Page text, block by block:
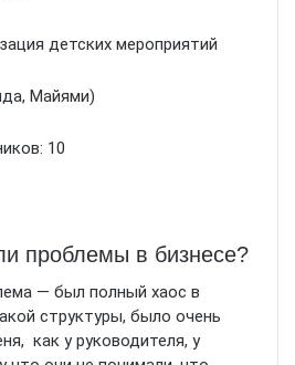
детских мероприятий
Майями)
10
проблемы в бизнесе?
— был полный хаос в
структуры, было очень
как у руководителя, у